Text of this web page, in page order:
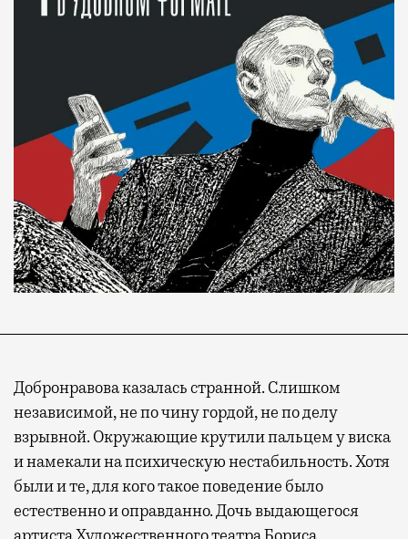
Добронравова казалась странной. Слишком
независимой, не по чину гордой, не по делу
взрывной. Окружающие крутили пальцем у виска
и намекали на психическую нестабильность. Хотя
были и те, для кого такое поведение было
естественно и оправданно. Дочь выдающегося